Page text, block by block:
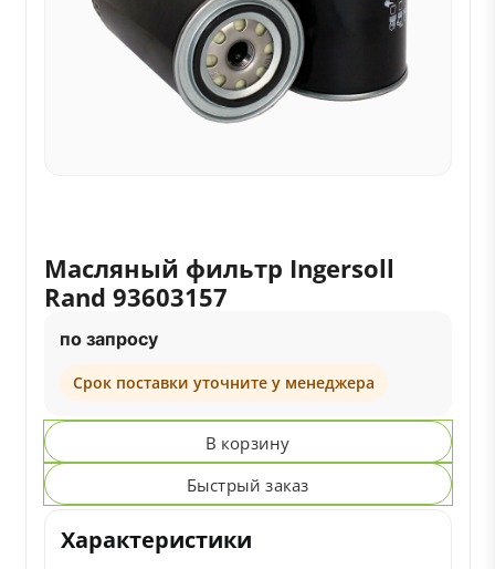
Масляный фильтр Ingersoll
Rand 93603157
по запросу
Срок поставки уточните у менеджера
В корзину
Быстрый заказ
Характеристики